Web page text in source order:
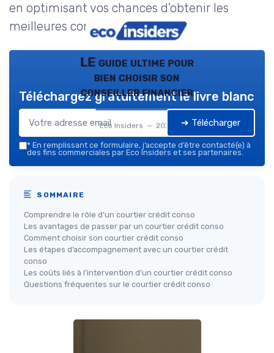
en optimisant vos chances d'obtenir les
meilleures conditions.
LE guide ultime pour
bien choisir son
conseiller financier
Eco Insiders — 2026
Téléchargez gratuitement le livre blanc
➔ Télécharger
* En remplissant ce formulaire, j’accepte d’être contacté(e) à
des fins commerciales par Eco Insiders et ses partenaires.
SOMMAIRE
Comprendre le rôle d’un courtier crédit conso
Les avantages de passer par un courtier crédit conso
Comment choisir son courtier crédit conso
Les étapes d’accompagnement avec un courtier crédit
conso
Les coûts liés à l’intervention d’un courtier crédit conso
Questions fréquentes sur le courtier crédit conso